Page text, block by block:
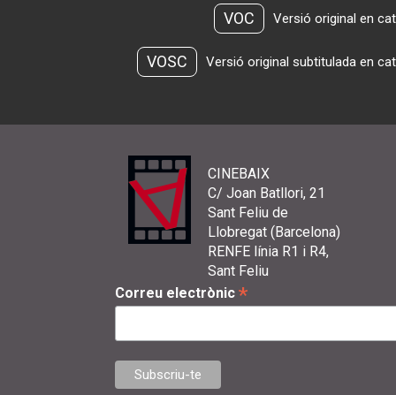
VOC Versió original en
VOSC Versió original subtitulada en
CINEBAIX
C/ Joan Batllori, 21
Sant Feliu de
Llobregat (Barcelona)
RENFE línia R1 i R4,
Sant Feliu
Correu electrònic *